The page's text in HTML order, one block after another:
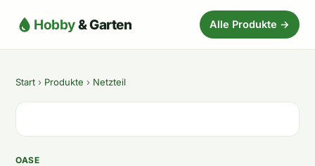
Hobby& Garten Alle Produkte →
Start › Produkte › Netzteil
OASE